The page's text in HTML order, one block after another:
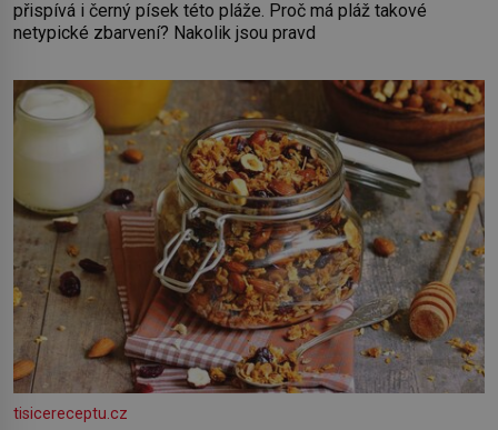
přispívá i černý písek této pláže. Proč má pláž takové
netypické zbarvení? Nakolik jsou pravd
tisicereceptu.cz